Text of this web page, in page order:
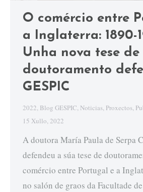
O comércio entre
a Inglaterra: 1890-
Unha nova tese de
doutoramento
GESPIC
2022 Blog GESPIC Noticias Proxectos
15 Xullo, 2022
A doutora María Paula de Serpa
defendeu a súa tese de
comércio entre Portugal e a
no salón de graos da Facultade